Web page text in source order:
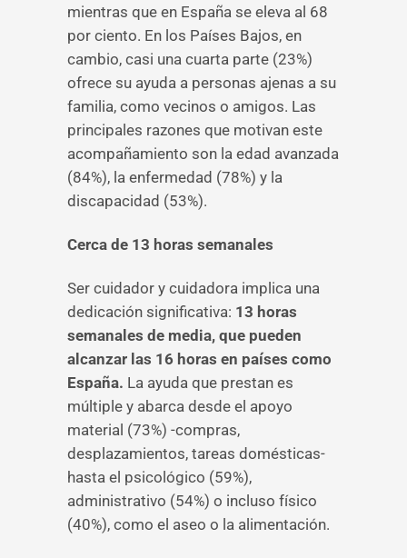
mientras que en España se eleva al 68
por ciento. En los Países Bajos, en
cambio, casi una cuarta parte (23%)
ofrece su ayuda a personas ajenas a su
familia, como vecinos o amigos. Las
principales razones que motivan este
acompañamiento son la edad avanzada
(84%), la enfermedad (78%) y la
discapacidad (53%).
Cerca de 13 horas semanales
Ser cuidador y cuidadora implica una
dedicación significativa: 13 horas
semanales de media, que pueden
alcanzar las 16 horas en países como
España. La ayuda que prestan es
múltiple y abarca desde el apoyo
material (73%) -compras,
desplazamientos, tareas domésticas-
hasta el psicológico (59%),
administrativo (54%) o incluso físico
(40%), como el aseo o la alimentación.